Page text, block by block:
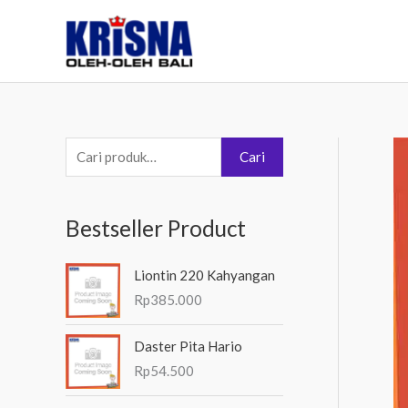
e
c
a
i
a
u
Cari
Bestseller Product
Liontin 220 Kahyangan
Rp385.000
Daster Pita Hario
Rp54.500